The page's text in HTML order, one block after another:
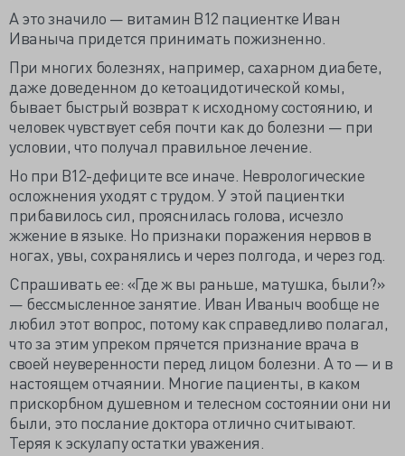
А это значило — витамин В12 пациентке Иван
Иваныча придется принимать пожизненно.
При многих болезнях, например, сахарном диабете,
даже доведенном до кетоацидотической комы,
бывает быстрый возврат к исходному состоянию, и
человек чувствует себя почти как до болезни — при
условии, что получал правильное лечение.
Но при В12-дефиците все иначе. Неврологические
осложнения уходят с трудом. У этой пациентки
прибавилось сил, прояснилась голова, исчезло
жжение в языке. Но признаки поражения нервов в
ногах, увы, сохранялись и через полгода, и через год.
Спрашивать ее: «Где ж вы раньше, матушка, были?»
— бессмысленное занятие. Иван Иваныч вообще не
любил этот вопрос, потому как справедливо полагал,
что за этим упреком прячется признание врача в
своей неуверенности перед лицом болезни. А то — и в
настоящем отчаянии. Многие пациенты, в каком
прискорбном душевном и телесном состоянии они ни
были, это послание доктора отлично считывают.
Теряя к эскулапу остатки уважения.